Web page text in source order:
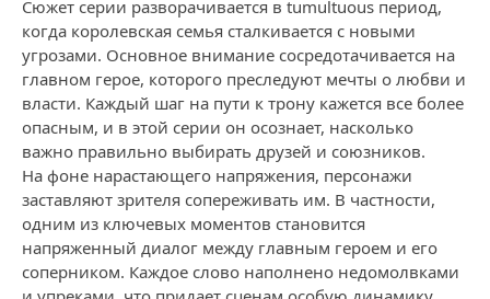
Сюжет серии разворачивается в tumultuous период,
когда королевская семья сталкивается с новыми
угрозами. Основное внимание сосредотачивается на
главном герое, которого преследуют мечты о любви и
власти. Каждый шаг на пути к трону кажется все более
опасным, и в этой серии он осознает, насколько
важно правильно выбирать друзей и союзников.
На фоне нарастающего напряжения, персонажи
заставляют зрителя сопереживать им. В частности,
одним из ключевых моментов становится
напряженный диалог между главным героем и его
соперником. Каждое слово наполнено недомолвками